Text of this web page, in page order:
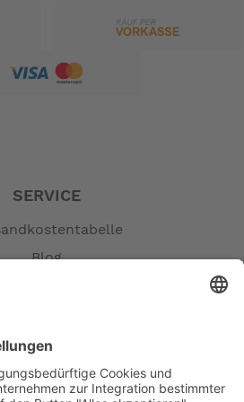
× 26,8 × 45,7 in)
- LENKER:
in)
in)
SERVICE
Blog
zur Barrierefreiheit
AGB